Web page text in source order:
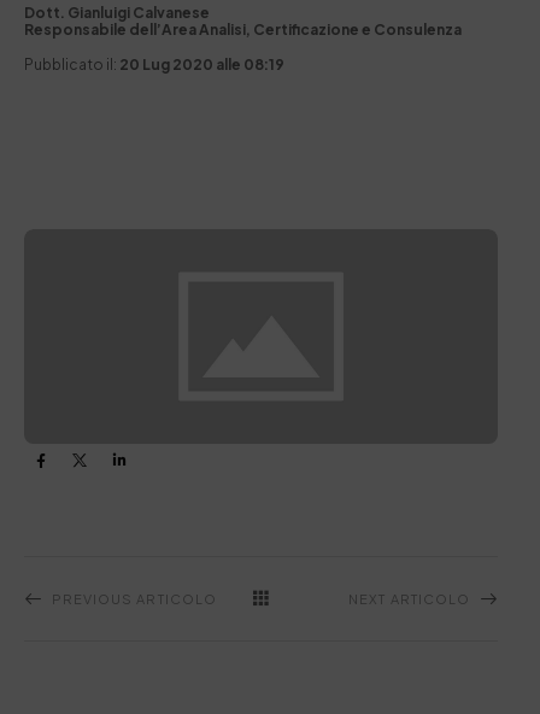
Dott. Gianluigi Calvanese
Responsabile dell’Area Analisi, Certificazione e Consulenza
Pubblicato il: 20 Lug 2020 alle 08:19
PREVIOUS ARTICOLO NEXT ARTICOLO